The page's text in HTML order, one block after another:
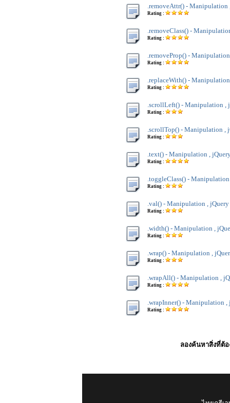
.removeAttr() - Manipulation
Rating :
.removeClass() -
Rating :
.removeProp() -
Rating :
.replaceWith() -
Rating :
.scrollLeft() - Manipulation ,
Rating :
.scrollTop() - Manipulation ,
Rating :
.text() - Manipulation ,
Rating :
.toggleClass() -
Rating :
.val() - Manipulation , jQuery
Rating :
.width() - Manipulation ,
Rating :
.wrap() - Manipulation ,
Rating :
.wrapAll() - Manipulation ,
Rating :
.wrapInner() - Manipulation ,
Rating :
ลองค้นหาสิ่งที่ต้อ